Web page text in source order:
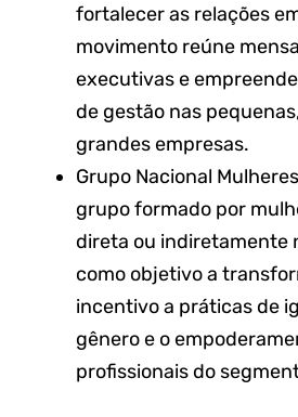
fortalecer as relações
movimento reúne
executivas e
de gestão nas
grandes empresas.
Grupo Nacional
grupo formado por
direta ou indiretamente
como objetivo a
incentivo a práticas de
gênero e o
profissionais do